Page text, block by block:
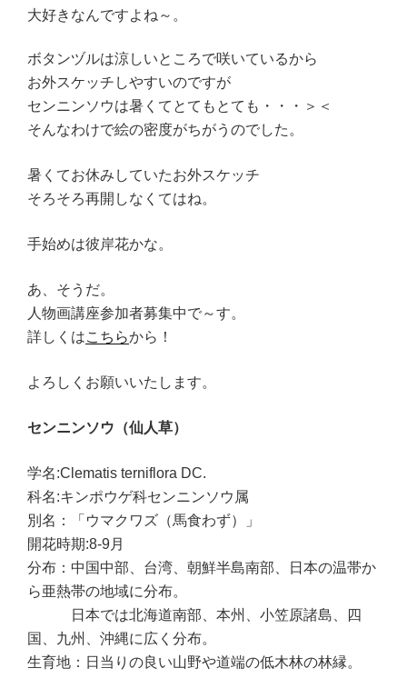
大好きなんですよね～。
ボタンヅルは涼しいところで咲いているから
お外スケッチしやすいのですが
センニンソウは暑くてとてもとても・・・＞＜
そんなわけで絵の密度がちがうのでした。
暑くてお休みしていたお外スケッチ
そろそろ再開しなくてはね。
手始めは彼岸花かな。
あ、そうだ。
人物画講座参加者募集中で～す。
詳しくはこちらから！
よろしくお願いいたします。
センニンソウ（仙人草）
学名:Clematis terniflora DC.
科名:キンポウゲ科センニンソウ属
別名：「ウマクワズ（馬食わず）」
開花時期:8-9月
分布：中国中部、台湾、朝鮮半島南部、日本の温帯か
ら亜熱帯の地域に分布。
日本では北海道南部、本州、小笠原諸島、四
国、九州、沖縄に広く分布。
生育地：日当りの良い山野や道端の低木林の林縁。